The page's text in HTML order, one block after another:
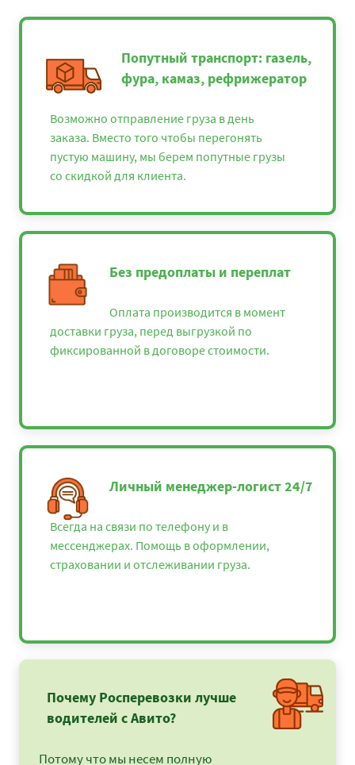
Попутный транспорт: газель,
фура, камаз, рефрижератор
Возможно отправление груза в день
заказа. Вместо того чтобы перегонять
пустую машину, мы берем попутные грузы
со скидкой для клиента.
Без предоплаты и переплат
Оплата производится в момент
доставки груза, перед выгрузкой по
фиксированной в договоре стоимости.
Личный менеджер-логист 24/7
Всегда на связи по телефону и в
мессенджерах. Помощь в оформлении,
страховании и отслеживании груза.
Почему Росперевозки лучше
водителей с Авито?
Потому что мы несем полную